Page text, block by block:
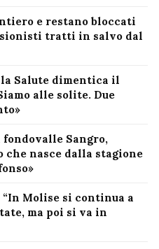
e restano bloccati
tratti in salvo dal
Salute dimentica il
alle solite. Due
Sangro,
che nasce dalla stagione
“In Molise si continua a
ma poi si va in